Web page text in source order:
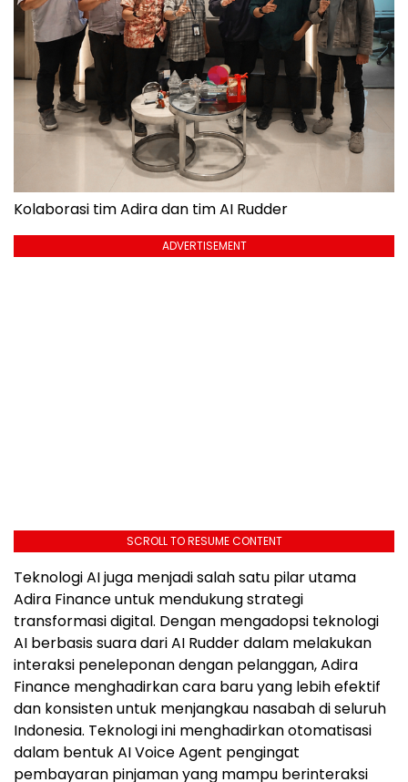
Kolaborasi tim Adira dan tim AI Rudder
ADVERTISEMENT
SCROLL TO RESUME CONTENT
Teknologi AI juga menjadi salah satu pilar utama
Adira Finance untuk mendukung strategi
transformasi digital. Dengan mengadopsi teknologi
AI berbasis suara dari AI Rudder dalam melakukan
interaksi peneleponan dengan pelanggan, Adira
Finance menghadirkan cara baru yang lebih efektif
dan konsisten untuk menjangkau nasabah di seluruh
Indonesia. Teknologi ini menghadirkan otomatisasi
dalam bentuk AI Voice Agent pengingat
pembayaran pinjaman yang mampu berinteraksi